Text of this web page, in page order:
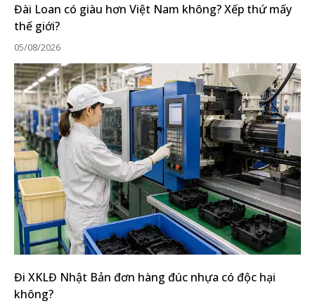
Đài Loan có giàu hơn Việt Nam không? Xếp thứ mấy
thế giới?
05/08/2026
Đi XKLĐ Nhật Bản đơn hàng đúc nhựa có độc hại
không?